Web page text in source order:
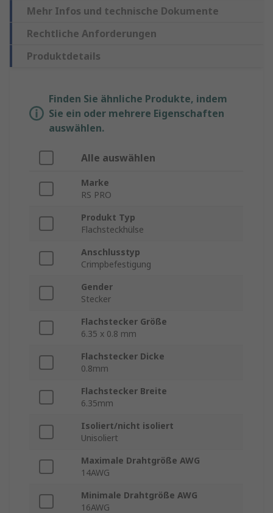
Mehr Infos und technische Dokumente
Rechtliche Anforderungen
Produktdetails
Finden Sie ähnliche Produkte, indem
Sie ein oder mehrere Eigenschaften
auswählen.
Alle auswählen
Marke
RS PRO
Produkt Typ
Flachsteckhülse
Anschlusstyp
Crimpbefestigung
Gender
Stecker
Flachstecker Größe
6.35 x 0.8 mm
Flachstecker Dicke
0.8mm
Flachstecker Breite
6.35mm
Isoliert/nicht isoliert
Unisoliert
Maximale Drahtgröße AWG
14AWG
Minimale Drahtgröße AWG
16AWG